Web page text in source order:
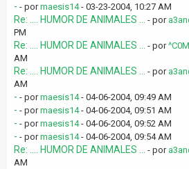
- - pormaesis14- 03-23-2004, 10:27 AM
Re: .... HUMOR DE ANIMALES ... - por
PM
Re: .... HUMOR DE ANIMALES ... - por
AM
Re: .... HUMOR DE ANIMALES ... - por
AM
- - pormaesis14- 04-06-2004, 09:49 AM
- - pormaesis14- 04-06-2004, 09:51 AM
- - pormaesis14- 04-06-2004, 09:52 AM
- - pormaesis14- 04-06-2004, 09:54 AM
Re: .... HUMOR DE ANIMALES ... - por
AM